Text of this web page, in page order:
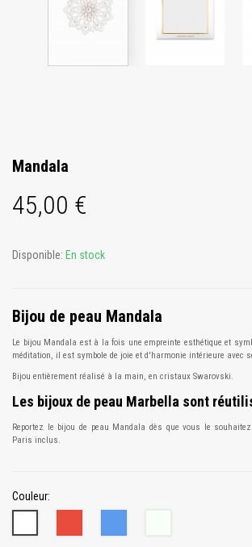
Mandala
45,00 €
Disponible: En stock
Bijou de peau Mandala
Le bijou Mandala est à la fois une empreinte esthétique et
méditation, il est symbole de joie et d'harmonie intérieure avec
Bijou entièrement réalisé à la main, en cristaux Swarovski.
Les bijoux de peau Marbella sont
Reportez le bijou de peau Mandala dès que vous le
Paris inclus.
Couleur: